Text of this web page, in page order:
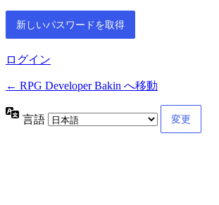
ログイン
← RPG Developer Bakin へ移動
言語